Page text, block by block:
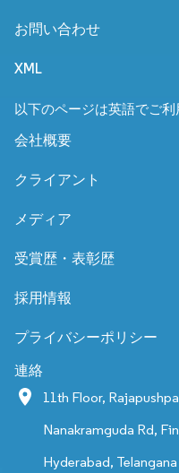
お問い合わせ
XML
以下のページは英語でご
会社概要
クライアント
メディア
受賞歴・表彰歴
採用情報
プライバシーポリシー
連絡
11th Floor,
Nanakramguda Rd,
Hyderabad, Telangana